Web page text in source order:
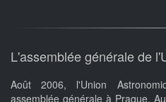
L'assemblée générale de
Août 2006, l'Union
assemblée générale à Prague.